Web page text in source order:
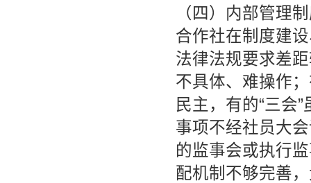
（四）内部管理
合作社在制度建
法律法规要求差
不具体、难操作
民主，有的“三会
事项不经社员大
的监事会或执行
配机制不够完善